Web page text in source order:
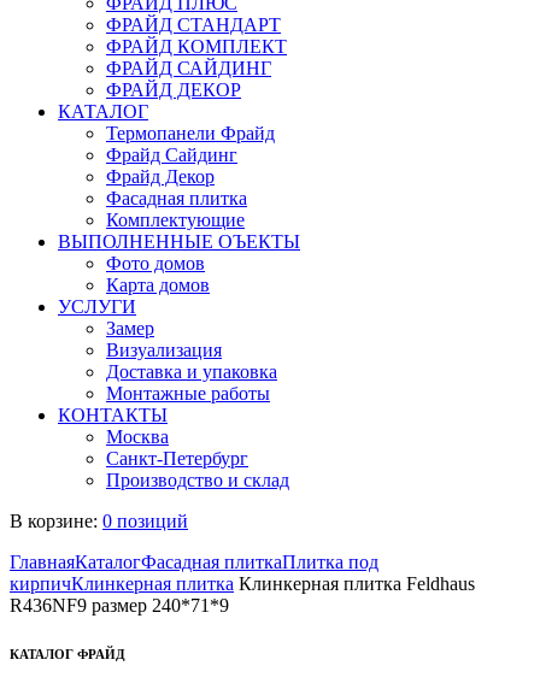
ФРАЙД СТАНДАРТ
ФРАЙД КОМПЛЕКТ
ФРАЙД САЙДИНГ
ФРАЙД ДЕКОР
КАТАЛОГ
Термопанели Фрайд
Фрайд Сайдинг
Фрайд Декор
Фасадная плитка
Комплектующие
ВЫПОЛНЕННЫЕ ОЪЕКТЫ
Фото домов
Карта домов
УСЛУГИ
Замер
Визуализация
Доставка и упаковка
Монтажные работы
КОНТАКТЫ
Москва
Санкт-Петербург
Производство и склад
В корзине: 0 позиций
ГлавнаяКаталогФасадная плиткаПлитка под
кирпичКлинкерная плитка Клинкерная плитка Feldhaus
R436NF9 размер 240*71*9
КАТАЛОГ ФРАЙД